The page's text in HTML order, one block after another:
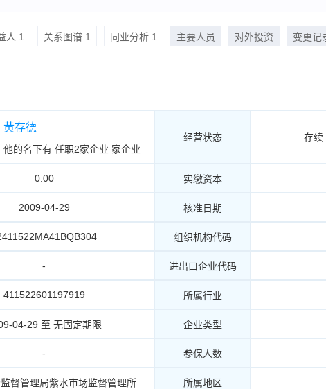
人 1 关系图谱 1 同业分析 1 主要人员 对外投资 变更记
黄存德
他的名下有 任职2家企业 家企业
经营状态 存续
0.00 实缴资本
2009-04-29 核准日期
组织机构代码
- 进出口企业代码
411522601197919 所属行业
04-29 至 无固定期限 企业类型
- 参保人数
督管理局紫水市场监督管理所 所属地区